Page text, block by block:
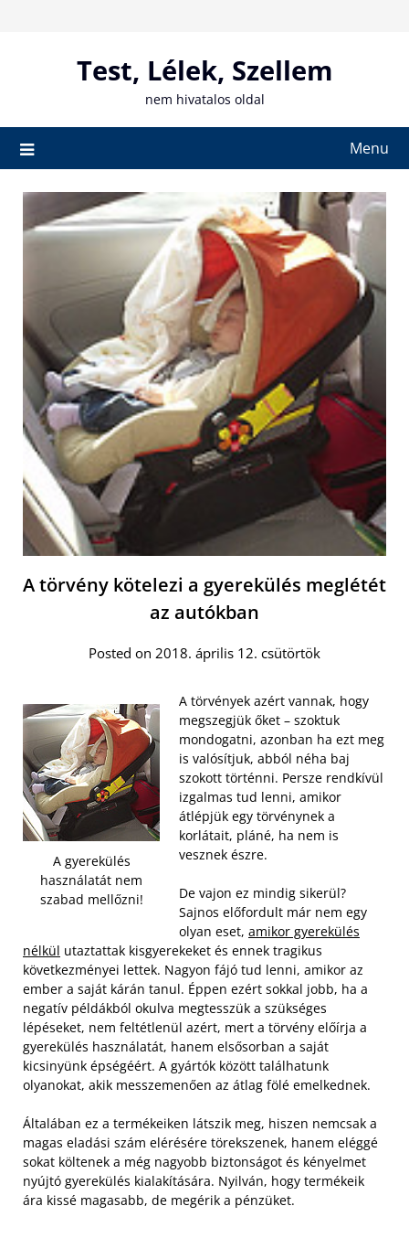
Test, Lélek, Szellem
nem hivatalos oldal
Menu
A törvény kötelezi a gyerekülés meglétét
az autókban
Posted on 2018. április 12. csütörtök
A gyerekülés
használatát nem
szabad mellőzni!
A törvények azért vannak, hogy
megszegjük őket – szoktuk
mondogatni, azonban ha ezt meg
is valósítjuk, abból néha baj
szokott történni. Persze rendkívül
izgalmas tud lenni, amikor
átlépjük egy törvénynek a
korlátait, pláné, ha nem is
vesznek észre.
De vajon ez mindig sikerül?
Sajnos előfordult már nem egy
olyan eset, amikor gyerekülés
nélkül utaztattak kisgyerekeket és ennek tragikus
következményei lettek. Nagyon fájó tud lenni, amikor az
ember a saját kárán tanul. Éppen ezért sokkal jobb, ha a
negatív példákból okulva megtesszük a szükséges
lépéseket, nem feltétlenül azért, mert a törvény előírja a
gyerekülés használatát, hanem elsősorban a saját
kicsinyünk épségéért. A gyártók között találhatunk
olyanokat, akik messzemenően az átlag fölé emelkednek.
Általában ez a termékeiken látszik meg, hiszen nemcsak a
magas eladási szám elérésére törekszenek, hanem eléggé
sokat költenek a még nagyobb biztonságot és kényelmet
nyújtó gyerekülés kialakítására. Nyilván, hogy termékeik
ára kissé magasabb, de megérik a pénzüket.